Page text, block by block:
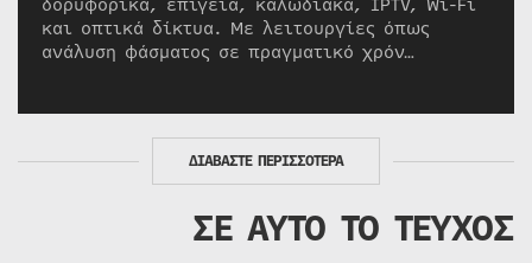
και οπτικά δίκτυα. Με λειτουργίες όπως
ανάλυση φάσματος σε πραγματικό χρόν…
ΔΙΑΒΑΣΤΕ ΠΕΡΙΣΣΟΤΕΡΑ
ΣΕ ΑΥΤΟ ΤΟ ΤΕΥΧΟΣ